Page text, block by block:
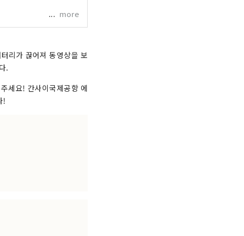
more
리가 끊어져 동영상을 보
.
세요! 간사이국제공항 에
!